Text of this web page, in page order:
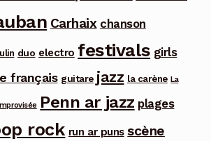
Carhaix chanson
duo electro festivals girls
français guitare jazz la carène La
Penn ar jazz plages
rock run ar puns scène